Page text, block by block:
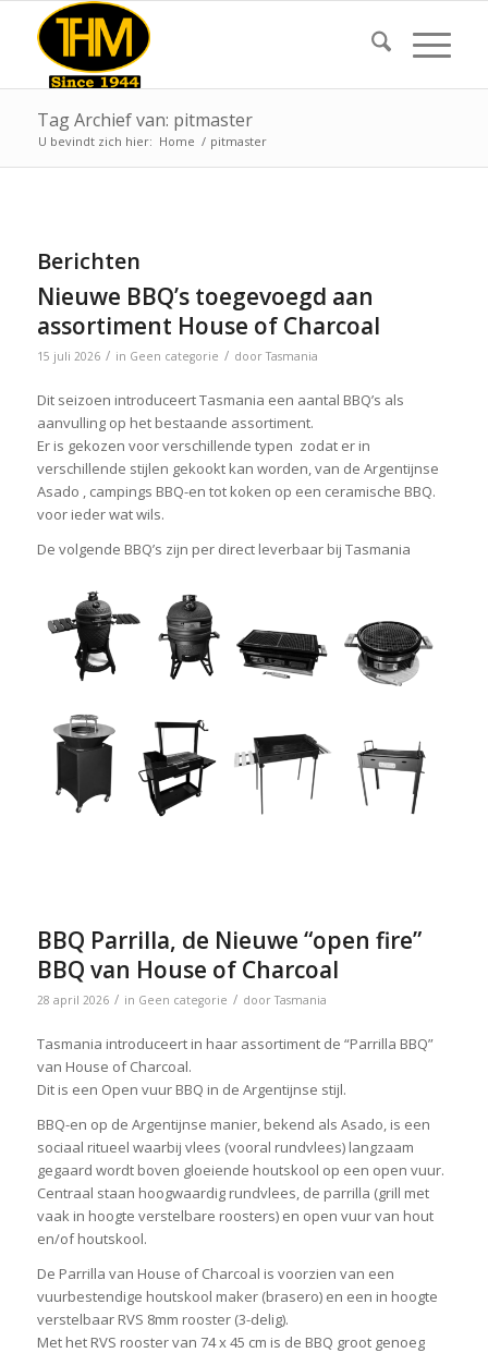
Tag Archief van: pitmaster
U bevindt zich hier: Home / pitmaster
Berichten
Nieuwe BBQ’s toegevoegd aan
assortiment House of Charcoal
15 juli 2026 / in Geen categorie / doorTasmania
Dit seizoen introduceert Tasmania een aantal BBQ’s als
aanvulling op het bestaande assortiment.
Er is gekozen voor verschillende typen zodat er in
verschillende stijlen gekookt kan worden, van de Argentijnse
Asado , campings BBQ-en tot koken op een ceramische BBQ.
voor ieder wat wils.
De volgende BBQ’s zijn per direct leverbaar bij Tasmania
BBQ Parrilla, de Nieuwe “open fire”
BBQ van House of Charcoal
28 april 2026 / in Geen categorie / doorTasmania
Tasmania introduceert in haar assortiment de “Parrilla BBQ”
van House of Charcoal.
Dit is een Open vuur BBQ in de Argentijnse stijl.
BBQ-en op de Argentijnse manier, bekend als Asado, is een
sociaal ritueel waarbij vlees (vooral rundvlees) langzaam
gegaard wordt boven gloeiende houtskool op een open vuur.
Centraal staan hoogwaardig rundvlees, de parrilla (grill met
vaak in hoogte verstelbare roosters) en open vuur van hout
en/of houtskool.
De Parrilla van House of Charcoal is voorzien van een
vuurbestendige houtskool maker (brasero) en een in hoogte
verstelbaar RVS 8mm rooster (3-delig).
Met het RVS rooster van 74 x 45 cm is de BBQ groot genoeg